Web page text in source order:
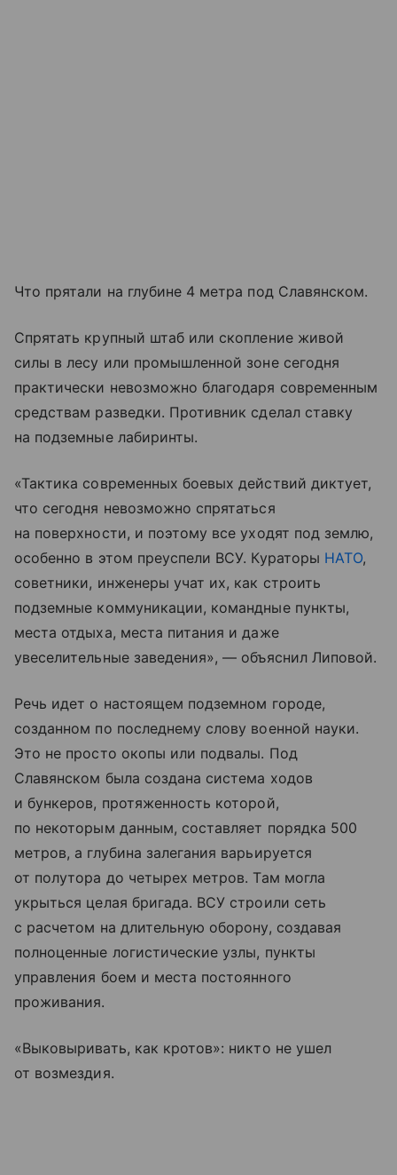
Что прятали на глубине 4 метра под Славянском.
Спрятать крупный штаб или скопление живой
силы в лесу или промышленной зоне сегодня
практически невозможно благодаря современным
средствам разведки. Противник сделал ставку
на подземные лабиринты.
«Тактика современных боевых действий диктует,
что сегодня невозможно спрятаться
на поверхности, и поэтому все уходят под землю,
особенно в этом преуспели ВСУ. Кураторы НАТО,
советники, инженеры учат их, как строить
подземные коммуникации, командные пункты,
места отдыха, места питания и даже
увеселительные заведения», — объяснил Липовой.
Речь идет о настоящем подземном городе,
созданном по последнему слову военной науки.
Это не просто окопы или подвалы. Под
Славянском была создана система ходов
и бункеров, протяженность которой,
по некоторым данным, составляет порядка 500
метров, а глубина залегания варьируется
от полутора до четырех метров. Там могла
укрыться целая бригада. ВСУ строили сеть
с расчетом на длительную оборону, создавая
полноценные логистические узлы, пункты
управления боем и места постоянного
проживания.
«Выковыривать, как кротов»: никто не ушел
от возмездия.